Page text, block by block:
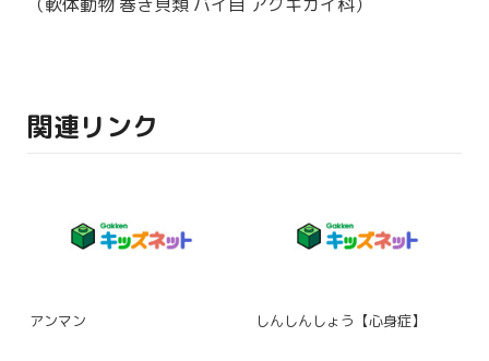
関連リンク
アンマン しんしんしょう【心身症】